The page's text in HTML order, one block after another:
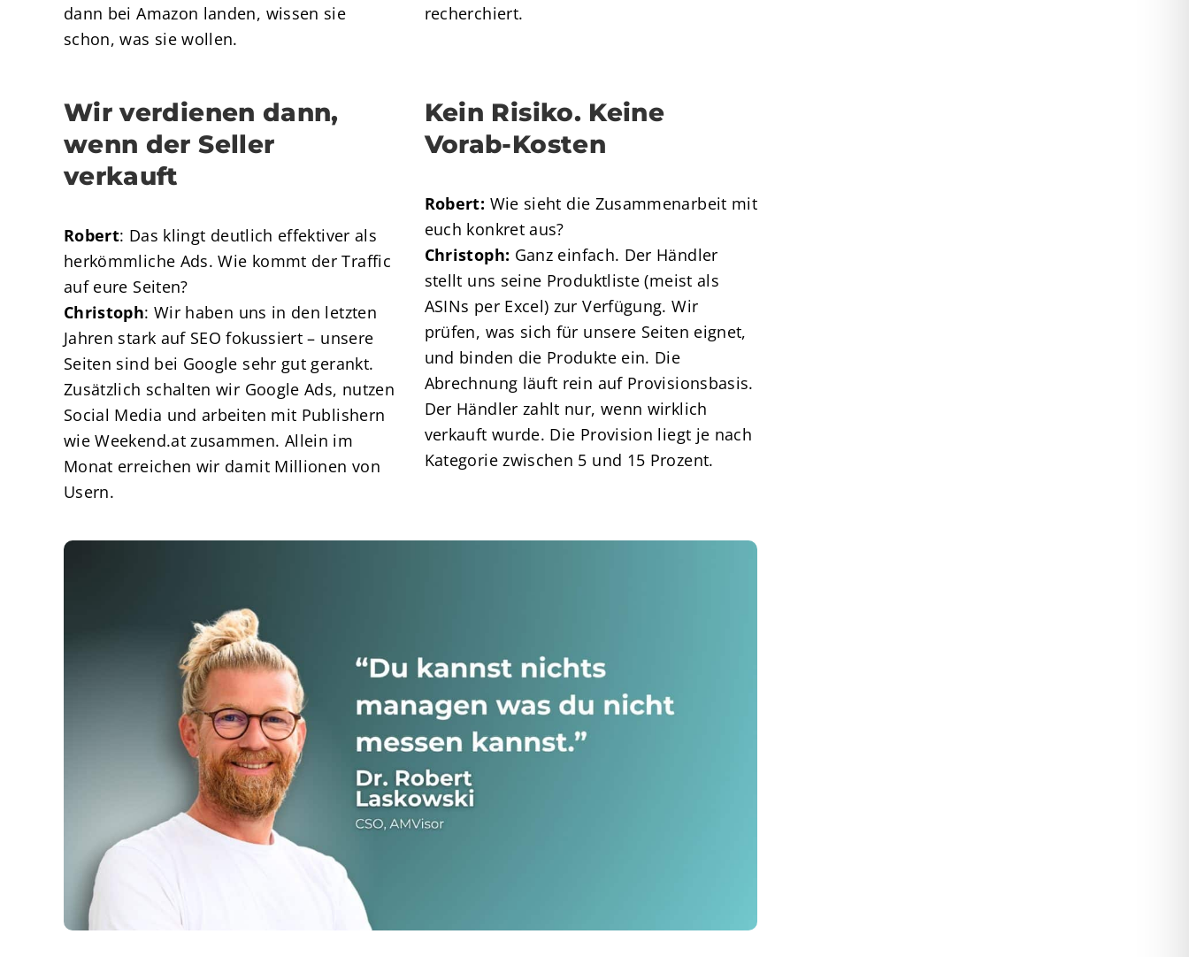
dann bei Amazon landen, wissen sie
schon, was sie wollen.
recherchiert.
Wir verdienen dann,
wenn der Seller
verkauft
Robert: Das klingt deutlich effektiver als
herkömmliche Ads. Wie kommt der Traffic
auf eure Seiten?
Christoph: Wir haben uns in den letzten
Jahren stark auf SEO fokussiert – unsere
Seiten sind bei Google sehr gut gerankt.
Zusätzlich schalten wir Google Ads, nutzen
Social Media und arbeiten mit Publishern
wie Weekend.at zusammen. Allein im
Monat erreichen wir damit Millionen von
Usern.
Kein Risiko. Keine
Vorab-Kosten
Robert: Wie sieht die Zusammenarbeit mit
euch konkret aus?
Christoph: Ganz einfach. Der Händler
stellt uns seine Produktliste (meist als
ASINs per Excel) zur Verfügung. Wir
prüfen, was sich für unsere Seiten eignet,
und binden die Produkte ein. Die
Abrechnung läuft rein auf Provisionsbasis.
Der Händler zahlt nur, wenn wirklich
verkauft wurde. Die Provision liegt je nach
Kategorie zwischen 5 und 15 Prozent.